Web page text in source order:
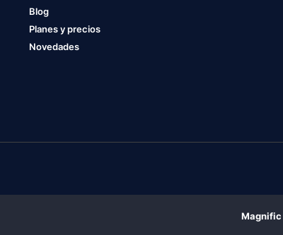
Blog
Planes y precios
Novedades
Magnific